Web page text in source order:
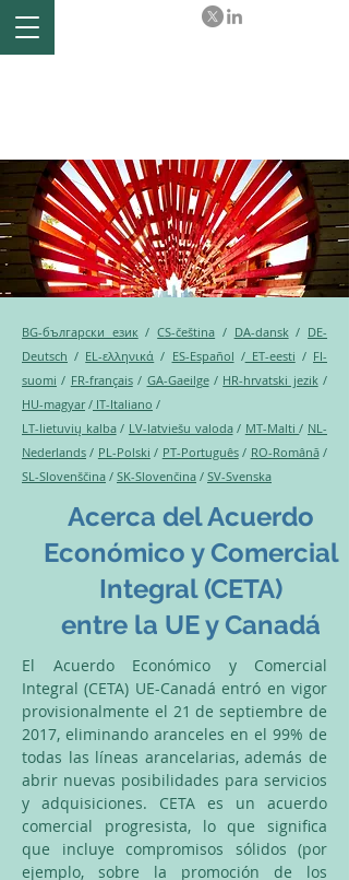
BG-български език/CS-čeština / DA-dansk/ DE-
Deutsch / EL-ελληνικά / ES-Español /ET-eesti / FI-
suomi / FR-français/ GA-Gaeilge/ HR-hrvatski jezik/
HU-magyar/ IT-Italiano /
LT-lietuvių kalba/ LV-latviešu valoda/ MT-Malti/ NL-
Nederlands / PL-Polski / PT-Português/ RO-Română/
SL-Slovenščina / SK-Slovenčina / SV-Svenska
Acerca del Acuerdo
Económico y Comercial
Integral (CETA)
entre la UE y Canadá
El Acuerdo Económico y Comercial
Integral (CETA) UE-Canadá entró en vigor
provisionalmente el 21 de septiembre de
2017, eliminando aranceles en el 99% de
todas las líneas arancelarias, además de
abrir nuevas posibilidades para servicios
y adquisiciones. CETA es un acuerdo
comercial progresista, lo que significa
que incluye compromisos sólidos (por
ejemplo, sobre la promoción de los